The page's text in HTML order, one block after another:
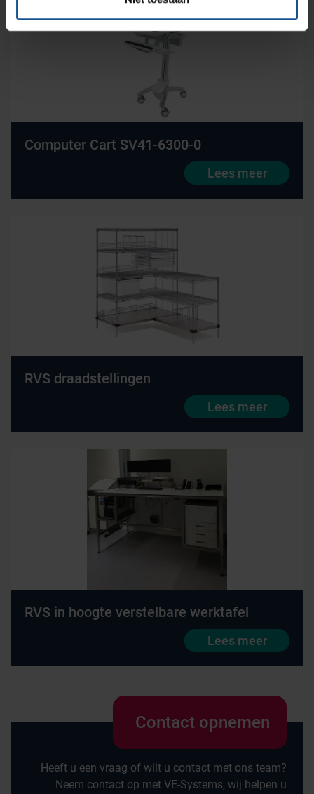
Computer Cart SV41-6300-0
Lees meer
RVS draadstellingen
Lees meer
RVS in hoogte verstelbare werktafel
Lees meer
Contact opnemen
Heeft u een vraag of wilt u contact met ons team?
Neem contact op met VE-Systems, wij helpen u